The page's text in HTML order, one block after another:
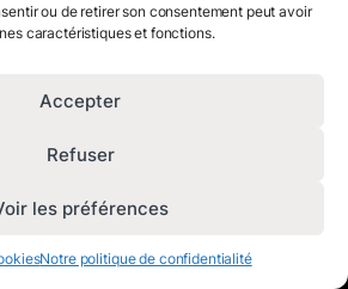
ou de retirer son consentement peut avoir
caractéristiques et fonctions.
Accepter
Refuser
les préférences
Notre politique de confidentialité